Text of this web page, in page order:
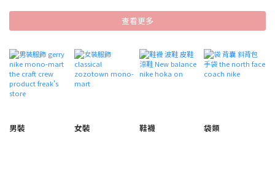
查看更多
男裝 女裝 鞋襪 袋類